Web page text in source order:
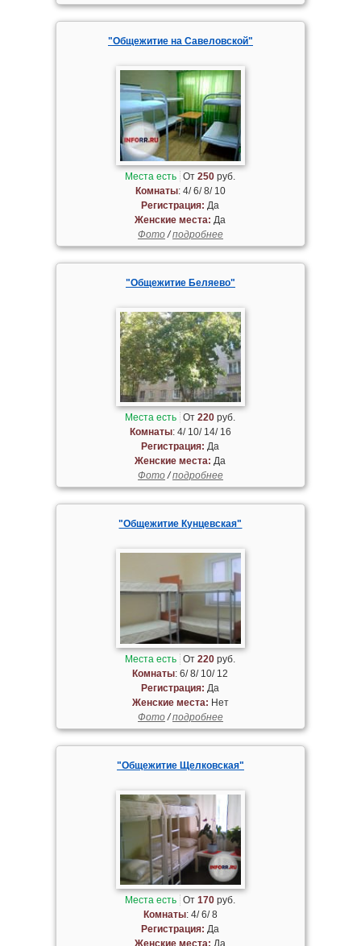
"Общежитие на Савеловской"
Места есть От250 руб.
Комнаты: 4/ 6/ 8/ 10
Регистрация: Да
Женские места: Да
Фото/подробнее
"Общежитие Беляево"
Места есть От220 руб.
Комнаты: 4/ 10/ 14/ 16
Регистрация: Да
Женские места: Да
Фото/подробнее
"Общежитие Кунцевская"
Места есть От220 руб.
Комнаты: 6/ 8/ 10/ 12
Регистрация: Да
Женские места: Нет
Фото/подробнее
"Общежитие Щелковская"
Места есть От170 руб.
Комнаты: 4/ 6/ 8
Регистрация: Да
Женские места: Да